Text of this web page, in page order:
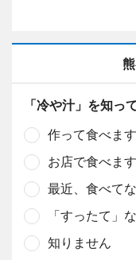
「冷や汁」を知っ
作って食べます
お店で食べます
最近、食べて
「すったて」
知りません